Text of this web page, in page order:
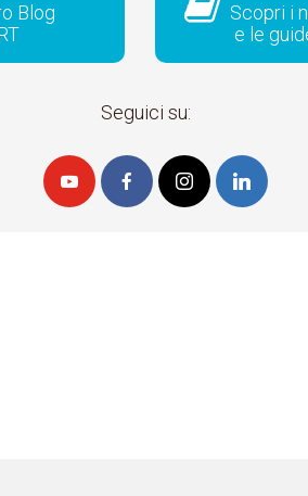
Blog
Scopri i
e le
Seguici su: